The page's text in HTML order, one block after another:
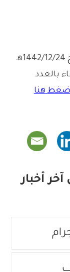
هـ
بالعدد
هنا
أخبار